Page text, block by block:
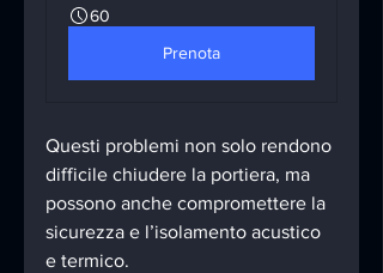
60
Prenota
Questi problemi non solo rendono
difficile chiudere la portiera, ma
possono anche compromettere la
sicurezza e l’isolamento acustico
e termico.